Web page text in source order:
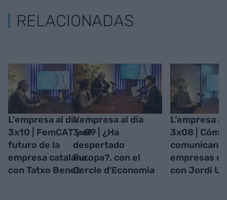
RELACIONADAS
L'empresa al dia
3x10 | FemCAT y el
futuro de la
empresa catalana,
con Tatxo Benet
L'empresa al dia
3x09 | ¿Ha
despertado
Europa?, con el
Cercle d'Economia
L’empresa
3x08 | Cómo
comunican
empresas
con Jordi